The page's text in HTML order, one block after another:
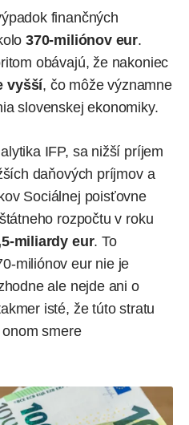
finančných
370-miliónov eur.
obávajú, že nakoniec
vyšší, čo môže významne
slovenskej ekonomiky.
IFP, sa nižší príjem
daňových príjmov a
Sociálnej poisťovne
rozpočtu v roku
miliardy eur. To
miliónov eur nie je
ale nejde ani o
isté, že túto stratu
smere